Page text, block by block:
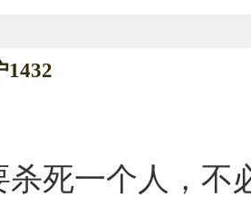
1432
杀死一个人，不